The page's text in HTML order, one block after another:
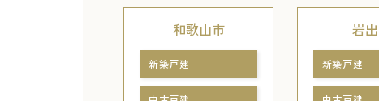
和歌山市
新築戸建
岩
新築戸建